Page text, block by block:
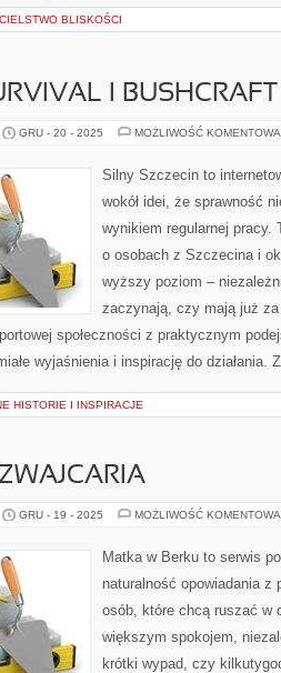
BLISKOŚCI
I BUSHCRAFT
GRU - 20 - 2025 MOŻLIWOŚĆ
Silny Szczecin to
wokół idei, że sprawność
wynikiem regularnej pracy.
o osobach z Szczecina i
wyższy poziom –
zaczynają, czy mają już
społeczności z praktycznym
wyjaśnienia i inspirację do działania.
HISTORIE I INSPIRACJE
GRU - 19 - 2025 MOŻLIWOŚĆ
Matka w Berku to serwis
naturalność opowiadania z
osób, które chcą ruszać w
większym spokojem,
krótki wypad, czy